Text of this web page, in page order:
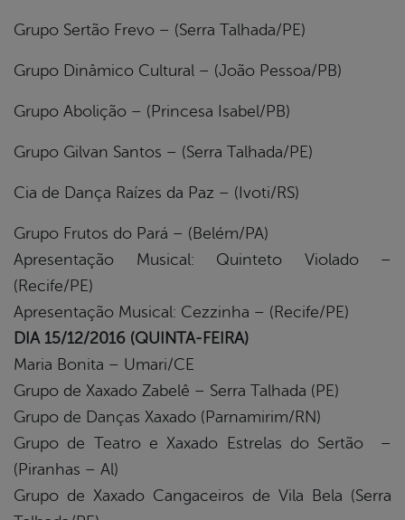
Grupo Sertão Frevo – (Serra Talhada/PE)
Grupo Dinâmico Cultural – (João Pessoa/PB)
Grupo Abolição – (Princesa Isabel/PB)
Grupo Gilvan Santos – (Serra Talhada/PE)
Cia de Dança Raízes da Paz – (Ivoti/RS)
Grupo Frutos do Pará – (Belém/PA)
Apresentação Musical: Quinteto Violado –
(Recife/PE)
Apresentação Musical: Cezzinha – (Recife/PE)
DIA 15/12/2016 (QUINTA-FEIRA)
Maria Bonita – Umari/CE
Grupo de Xaxado Zabelê – Serra Talhada (PE)
Grupo de Danças Xaxado (Parnamirim/RN)
Grupo de Teatro e Xaxado Estrelas do Sertão –
(Piranhas – Al)
Grupo de Xaxado Cangaceiros de Vila Bela (Serra